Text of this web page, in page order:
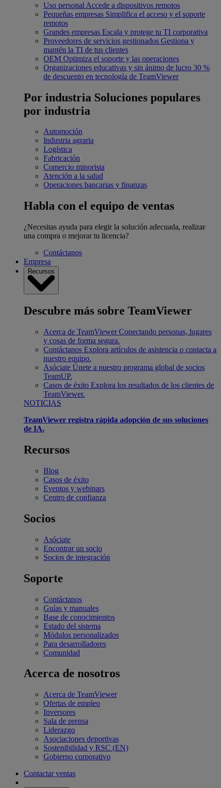
Uso personal Accede a dispositivos remotos
Pequeñas empresas Simplifica el acceso y el soporte
remotos
Grandes empresas Escala y protege tu TI corporativa
Proveedores de servicios gestionados Gestiona y
mantén la TI de tus clientes
OEM Optimiza el soporte y las operaciones
Organizaciones educativas y sin ánimo de lucro 30 %
de descuento en tecnología de TeamViewer
Por industria Soluciones populares
por industria
Automoción
Industria agraria
Logística
Fabricación
Comercio minorista
Atención a la salud
Operaciones bancarias y finanzas
Habla con el equipo de ventas
¿Necesitas ayuda para elegir la solución adecuada, realizar
una compra o mejorar tu licencia?
Contáctanos
Empresa
Recursos
Descubre más sobre TeamViewer
Acerca de TeamViewer Conectando personas, lugares
y cosas de forma segura.
Contáctanos Explora artículos de asistencia o contacta a
nuestro equipo.
Asóciate Únete a nuestro programa global de socios
TeamUP.
Casos de éxito Explora los resultados de los clientes de
TeamViewer.
NOTICIAS
TeamViewer registra rápida adopción de sus soluciones
de IA.
Recursos
Blog
Casos de éxito
Eventos y webinars
Centro de confianza
Socios
Asóciate
Encontrar un socio
Socios de integración
Soporte
Contáctanos
Guías y manuales
Base de conocimientos
Estado del sistema
Módulos personalizados
Para desarrolladores
Comunidad
Acerca de nosotros
Acerca de TeamViewer
Ofertas de empleo
Inversores
Sala de prensa
Liderazgo
Asociaciones deportivas
Sostenibilidad y RSC (EN)
Gobierno corporativo
Contactar ventas